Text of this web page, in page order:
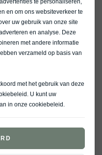
en om ons websiteverkeer te
uw gebruik van onze site
en analyse. Deze
met andere informatie
verzameld op basis van
met het gebruik van deze
. U kunt uw
in onze cookiebeleid
Schrijf je in voor de
we je niet te vaak